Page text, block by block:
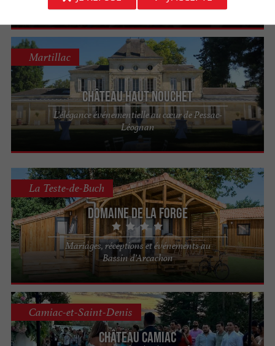
de Bordeaux
Château Haut Nouchet
L’élégance événementielle au cœur de Pessac-
Léognan
Martillac
Domaine de la Forge
Mariages, réceptions et événements au
Bassin d’Arcachon
La Teste-de-Buch
Château Camiac
Camiac-et-Saint-Denis